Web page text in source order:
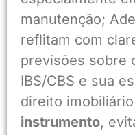
manutenção;
reflitam com
previsões sobre
IBS/CBS e sua
direito
instrumento,